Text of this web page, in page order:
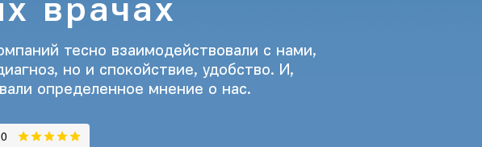
врачах
тесно взаимодействовали с нами,
но и спокойствие, удобство. И,
определенное мнение о нас.